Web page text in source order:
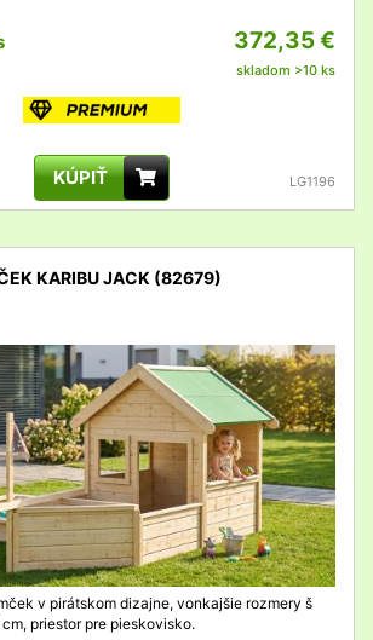
372,35 €
skladom >10 ks
KÚPIŤ LG1196
KARIBU JACK (82679)
v pirátskom dizajne, vonkajšie rozmery š
priestor pre pieskovisko.